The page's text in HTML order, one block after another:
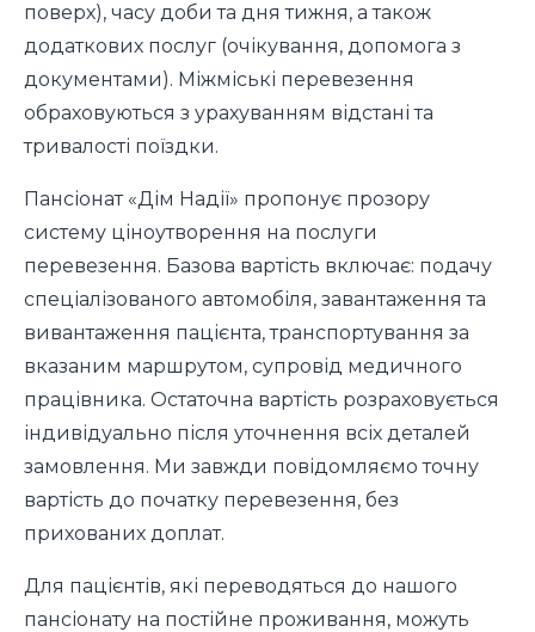
поверх), часу доби та дня тижня, а також
додаткових послуг (очікування, допомога з
документами). Міжміські перевезення
обраховуються з урахуванням відстані та
тривалості поїздки.
Пансіонат «Дім Надії» пропонує прозору
систему ціноутворення на послуги
перевезення. Базова вартість включає: подачу
спеціалізованого автомобіля, завантаження та
вивантаження пацієнта, транспортування за
вказаним маршрутом, супровід медичного
працівника. Остаточна вартість розраховується
індивідуально після уточнення всіх деталей
замовлення. Ми завжди повідомляємо точну
вартість до початку перевезення, без
прихованих доплат.
Для пацієнтів, які переводяться до нашого
пансіонату на постійне проживання, можуть